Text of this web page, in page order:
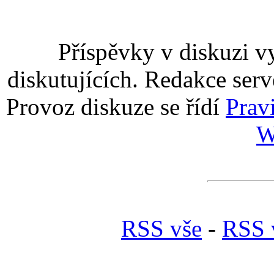
Příspěvky v diskuzi
diskutujících. Redakce
Provoz diskuze se řídí
RSS vše -